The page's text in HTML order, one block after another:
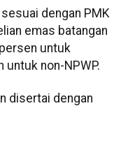
dengan PMK
emas batangan
untuk
untuk non-NPWP.
disertai dengan